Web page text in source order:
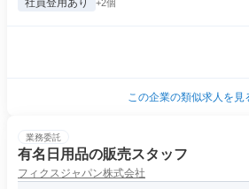
社員登用あり +2個
この企業の類似求人を見
業務委託
有名日用品の販売スタッフ
フィクスジャパン株式会社